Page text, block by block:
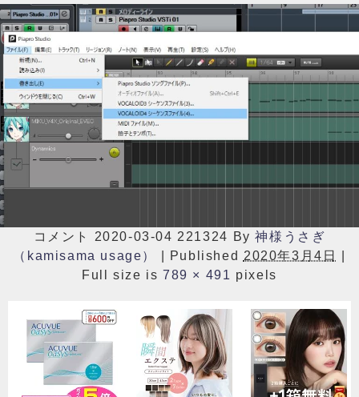
コメント 2020-03-04 221324 By 神様うさぎ
（kamisama usage）
Published 2020年3月4日
Full size is789 × 491 pixels